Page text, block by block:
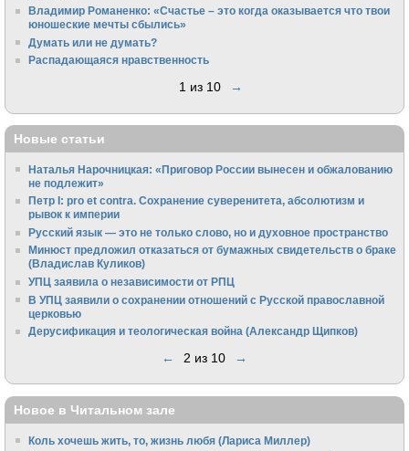
Владимир Романенко: «Счастье – это когда оказывается что твои
юношеские мечты сбылись»
Думать или не думать?
Распадающаяся нравственность
1 из 10 →
Новые статьи
Наталья Нарочницкая: «Приговор России вынесен и обжалованию
не подлежит»
Петр I: pro et contra. Сохранение суверенитета, абсолютизм и
рывок к империи
Русский язык — это не только слово, но и духовное пространство
Минюст предложил отказаться от бумажных свидетельств о браке
(Владислав Куликов)
УПЦ заявила о независимости от РПЦ
В УПЦ заявили о сохранении отношений с Русской православной
церковью
Дерусификация и теологическая война (Александр Щипков)
← 2 из 10 →
Новое в Читальном зале
Коль хочешь жить, то, жизнь любя (Лариса Миллер)